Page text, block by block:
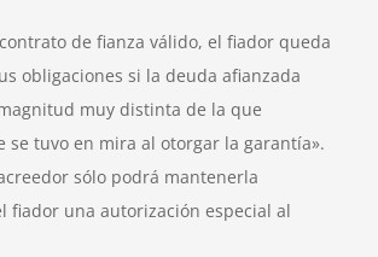
de fianza válido, el fiador queda
obligaciones si la deuda afianzada
muy distinta de la que
se tuvo en mira al otorgar la garantía».
sólo podrá mantenerla
fiador una autorización especial al